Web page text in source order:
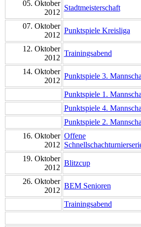
05. Oktober
2012
Stadtmeisterschaft
07. Oktober
2012
Punktspiele Kreisliga
12. Oktober
2012
Trainingsabend
14. Oktober
2012
Punktspiele 3.
Punktspiele 1.
Punktspiele 4.
Punktspiele 2.
16. Oktober
2012
Offene
19. Oktober
2012
Blitzcup
26. Oktober
2012
BEM Senioren
Trainingsabend